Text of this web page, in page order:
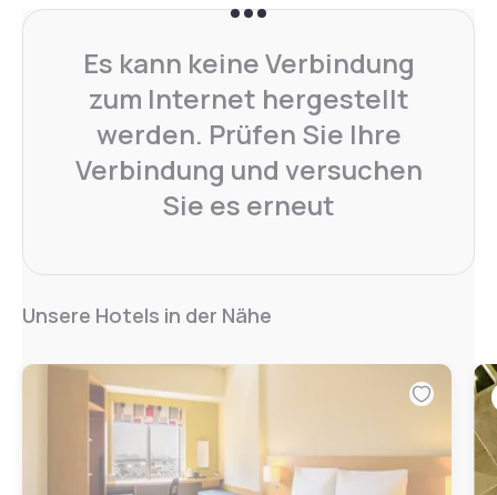
Es kann keine Verbindung
zum Internet hergestellt
werden. Prüfen Sie Ihre
Verbindung und versuchen
Sie es erneut
Unsere Hotels in der Nähe